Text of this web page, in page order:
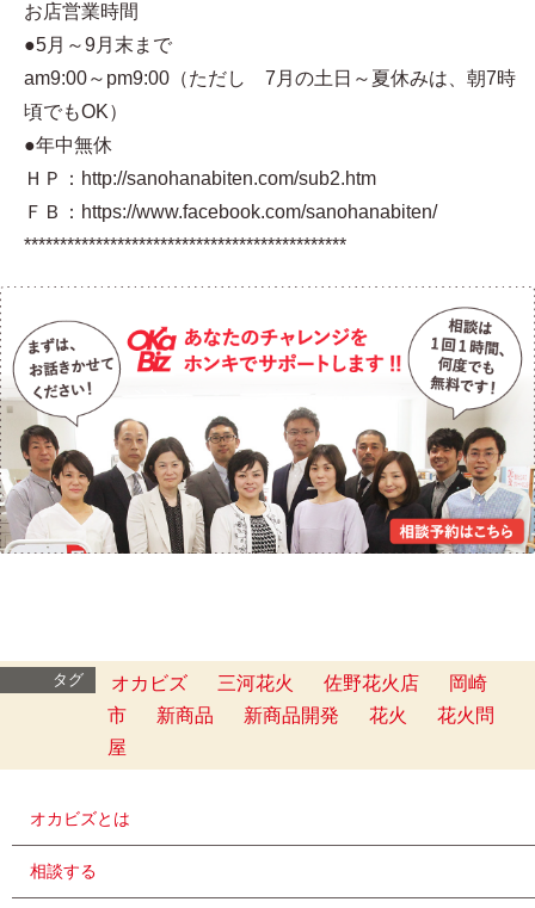
お店営業時間
●5月～9月末まで
am9:00～pm9:00（ただし 7月の土日～夏休みは、朝7時
頃でもOK）
●年中無休
ＨＰ：http://sanohanabiten.com/sub2.htm
ＦＢ：https://www.facebook.com/sanohanabiten/
*********************************************
タグ オカビズ 三河花火 佐野花火店
岡崎
市
新商品 新商品開発 花火
花火問
屋
オカビズとは
相談する